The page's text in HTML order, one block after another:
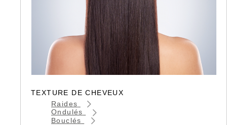
TEXTURE DE CHEVEUX
Raides
Ondulés
Bouclés